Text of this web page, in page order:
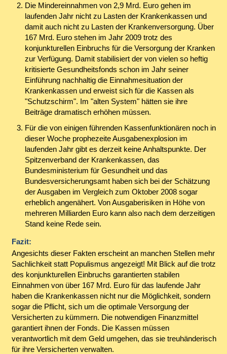
Die Mindereinnahmen von 2,9 Mrd. Euro gehen im
laufenden Jahr nicht zu Lasten der Krankenkassen und
damit auch nicht zu Lasten der Krankenversorgung. Über
167 Mrd. Euro stehen im Jahr 2009 trotz des
konjunkturellen Einbruchs für die Versorgung der Kranken
zur Verfügung. Damit stabilisiert der von vielen so heftig
kritisierte Gesundheitsfonds schon im Jahr seiner
Einführung nachhaltig die Einnahmesituation der
Krankenkassen und erweist sich für die Kassen als
"Schutzschirm". Im "alten System" hätten sie ihre
Beiträge dramatisch erhöhen müssen.
Für die von einigen führenden Kassenfunktionären noch in
dieser Woche prophezeite Ausgabenexplosion im
laufenden Jahr gibt es derzeit keine Anhaltspunkte. Der
Spitzenverband der Krankenkassen, das
Bundesministerium für Gesundheit und das
Bundesversicherungsamt haben sich bei der Schätzung
der Ausgaben im Vergleich zum Oktober 2008 sogar
erheblich angenähert. Von Ausgaberisiken in Höhe von
mehreren Milliarden Euro kann also nach dem derzeitigen
Stand keine Rede sein.
Fazit:
Angesichts dieser Fakten erscheint an manchen Stellen mehr
Sachlichkeit statt Populismus angezeigt! Mit Blick auf die trotz
des konjunkturellen Einbruchs garantierten stabilen
Einnahmen von über 167 Mrd. Euro für das laufende Jahr
haben die Krankenkassen nicht nur die Möglichkeit, sondern
sogar die Pflicht, sich um die optimale Versorgung der
Versicherten zu kümmern. Die notwendigen Finanzmittel
garantiert ihnen der Fonds. Die Kassen müssen
verantwortlich mit dem Geld umgehen, das sie treuhänderisch
für ihre Versicherten verwalten.